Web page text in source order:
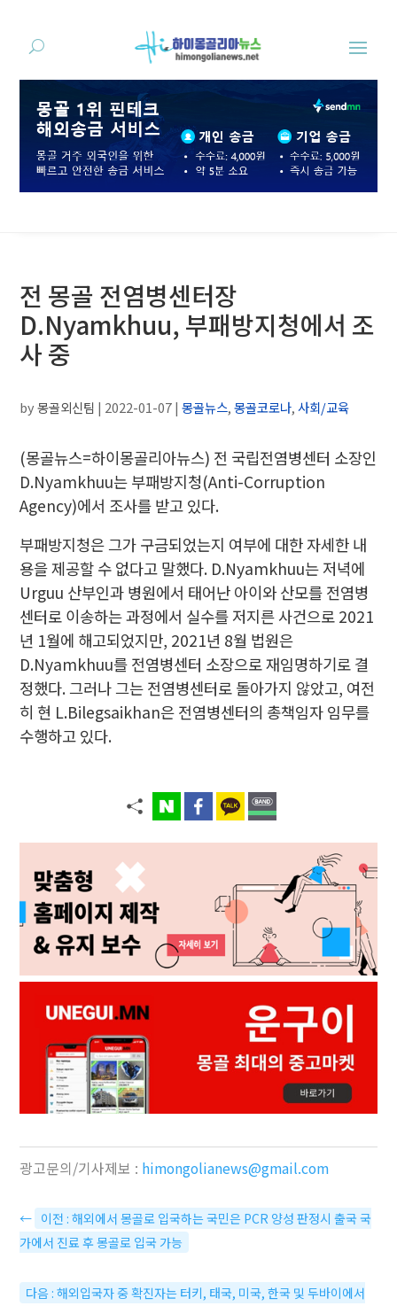
전 몽골 전염병센터장
D.Nyamkhuu, 부패방지청에서 조
사 중
by몽골외신팀 | 2022-01-07|몽골뉴스,몽골코로나,사회/교육
(몽골뉴스=하이몽골리아뉴스) 전 국립전염병센터 소장인
D.Nyamkhuu는 부패방지청(Anti-Corruption
Agency)에서 조사를 받고 있다.
부패방지청은 그가 구금되었는지 여부에 대한 자세한 내
용을 제공할 수 없다고 말했다. D.Nyamkhuu는 저녁에
Urguu 산부인과 병원에서 태어난 아이와 산모를 전염병
센터로 이송하는 과정에서 실수를 저지른 사건으로 2021
년 1월에 해고되었지만, 2021년 8월 법원은
D.Nyamkhuu를 전염병센터 소장으로 재임명하기로 결
정했다. 그러나 그는 전염병센터로 돌아가지 않았고, 여전
히 현 L.Bilegsaikhan은 전염병센터의 총책임자 임무를
수행하고 있다.
광고문의/기사제보 : himongolianews@gmail.com
← 이전 : 해외에서 몽골로 입국하는 국민은 PCR 양성 판정시 출국 국
가에서 진료 후 몽골로 입국 가능
다음 : 해외입국자 중 확진자는 터키, 태국, 미국, 한국 및 두바이에서